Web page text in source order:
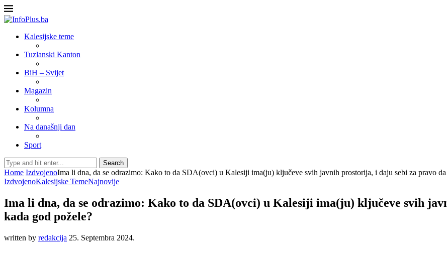
Kalesijske teme
Tuzlanski Kanton
BiH – Svijet
Magazin
Kolumna
Na današnji dan
Sport
Search
Home IzdvojenoIma li dna, da se odrazimo: Kako to da SDA(ovci) u Kalesiji ima(ju) ključeve svih javnih prostorija, i daju sebi za pravo da
IzdvojenoKalesijske TemeNajnovije
Ima li dna, da se odrazimo: Kako to da SDA(ovci) u Kalesiji ima(ju) ključeve svih
kada god požele?
written by redakcija 25. Septembra 2024.